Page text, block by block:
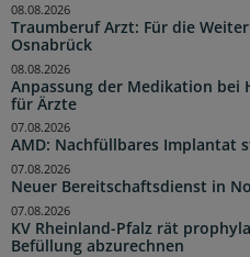
Traumberuf Arzt: Für die
Osnabrück
08.08.2026
Anpassung der Medikation bei
für Ärzte
08.08.2026
AMD: Nachfüllbares Implantat
07.08.2026
Neuer Bereitschaftsdienst in
07.08.2026
KV Rheinland-Pfalz rät
Befüllung abzurechnen
07.08.2026